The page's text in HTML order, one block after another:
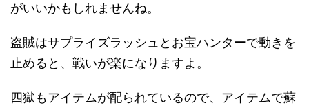
がいいかもしれませんね。
盗賊はサプライズラッシュとお宝ハンターで動きを
止めると、戦いが楽になりますよ。
四獄もアイテムが配られているので、アイテムで蘇